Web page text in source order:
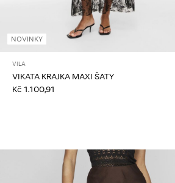
NOVINKY
VILA
VIKATA KRAJKA MAXI ŠATY
Kč 1.100,91